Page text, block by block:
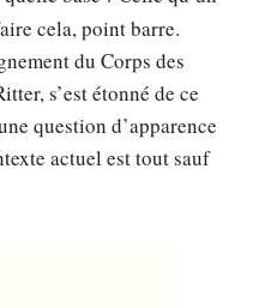
cela, point barre.
du Corps des
s’est étonné de ce
question d’apparence
actuel est tout sauf